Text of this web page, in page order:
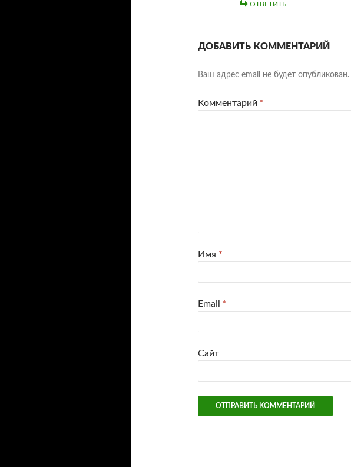
ОТВЕТИТЬ
ДОБАВИТЬ КОММЕНТАРИЙ
Ваш адрес email не будет опубликован.
Комментарий *
Имя *
Email *
Сайт